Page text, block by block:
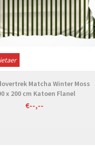
Matcha Winter Moss
x 200 cm Katoen Flanel
€--,--